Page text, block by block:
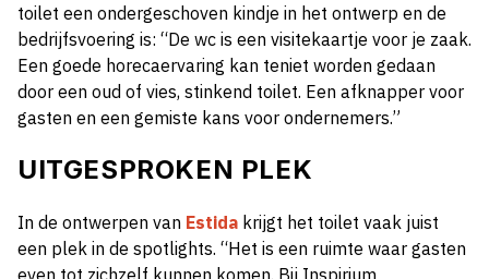
toilet een ondergeschoven kindje in het ontwerp en de
bedrijfsvoering is: “De wc is een visitekaartje voor je zaak.
Een goede horecaervaring kan teniet worden gedaan
door een oud of vies, stinkend toilet. Een afknapper voor
gasten en een gemiste kans voor ondernemers.”
UITGESPROKEN PLEK
In de ontwerpen van Estida krijgt het toilet vaak juist
een plek in de spotlights. “Het is een ruimte waar gasten
even tot zichzelf kunnen komen. Bij Inspirium